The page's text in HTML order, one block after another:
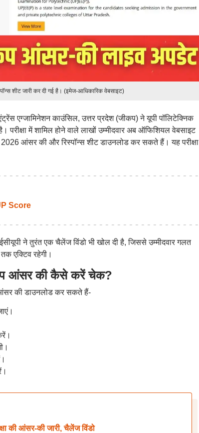
शीट जारी कर दी गई है। (इमेज-आधिकारिक वेबसाइट)
एग्जामिनेशन काउंसिल, उत्तर प्रदेश (जीकप) ने यूपी पॉलिटेक्निक
में शामिल होने वाले लाखों उम्मीदवार अब ऑफिशियल वेबसाइट
आंसर की और रिस्पॉन्स शीट डाउनलोड कर सकते हैं। यह परीक्षा
Score
ने तुरंत एक चैलेंज विंडो भी खोल दी है, जिससे उम्मीदवार गलत
एक्टिव रहेगी।
आंसर की कैसे करें चेक?
आंसर की डाउनलोड कर सकते हैं-
की आंसर-की जारी, चैलेंज विंडो